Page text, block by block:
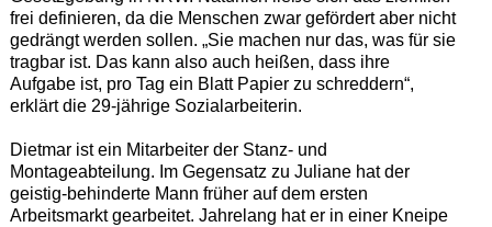
frei definieren, da die Menschen zwar gefördert aber nicht
gedrängt werden sollen. „Sie machen nur das, was für sie
tragbar ist. Das kann also auch heißen, dass ihre
Aufgabe ist, pro Tag ein Blatt Papier zu schreddern“,
erklärt die 29-jährige Sozialarbeiterin.
Dietmar ist ein Mitarbeiter der Stanz- und
Montageabteilung. Im Gegensatz zu Juliane hat der
geistig-behinderte Mann früher auf dem ersten
Arbeitsmarkt gearbeitet. Jahrelang hat er in einer Kneipe